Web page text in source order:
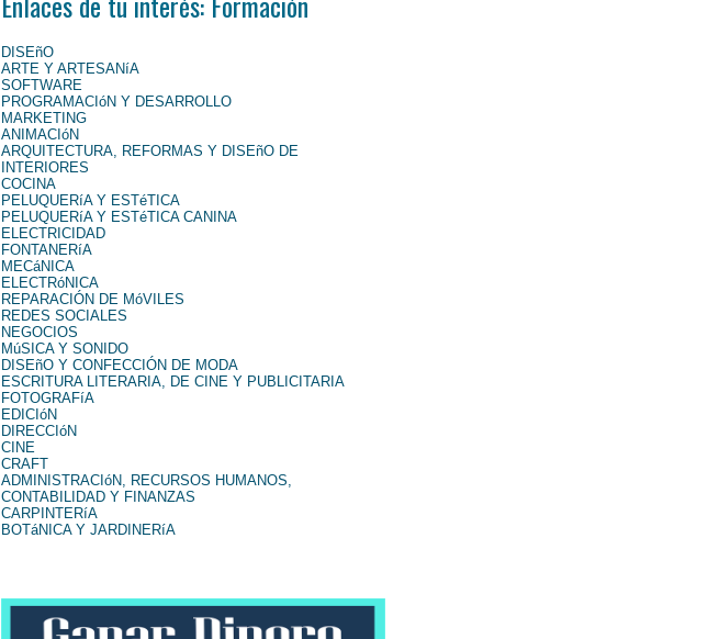
DISEñO
ARTE Y ARTESANíA
SOFTWARE
PROGRAMACIóN Y DESARROLLO
MARKETING
ANIMACIóN
ARQUITECTURA, REFORMAS Y DISEñO DE
INTERIORES
COCINA
PELUQUERíA Y ESTéTICA
PELUQUERíA Y ESTéTICA CANINA
ELECTRICIDAD
FONTANERíA
MECáNICA
ELECTRóNICA
REPARACIÓN DE MóVILES
REDES SOCIALES
NEGOCIOS
MúSICA Y SONIDO
DISEñO Y CONFECCIÓN DE MODA
ESCRITURA LITERARIA, DE CINE Y PUBLICITARIA
FOTOGRAFíA
EDICIóN
DIRECCIóN
CINE
CRAFT
ADMINISTRACIóN, RECURSOS HUMANOS,
CONTABILIDAD Y FINANZAS
CARPINTERíA
BOTáNICA Y JARDINERíA